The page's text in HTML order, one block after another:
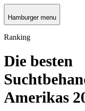
Hamburger menu
Ranking
Die besten
Amerikas